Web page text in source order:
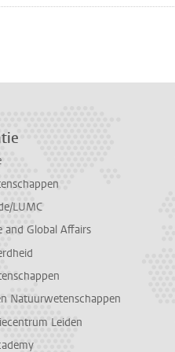
LUMC
and Global Affairs
Natuurwetenschappen
Leiden